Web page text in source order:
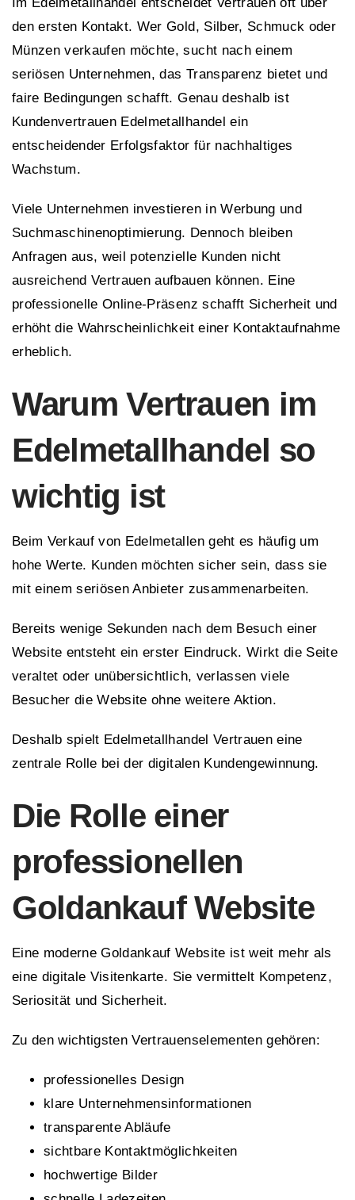
Im Edelmetallhandel entscheidet Vertrauen oft über
den ersten Kontakt. Wer Gold, Silber, Schmuck oder
Münzen verkaufen möchte, sucht nach einem
seriösen Unternehmen, das Transparenz bietet und
faire Bedingungen schafft. Genau deshalb ist
Kundenvertrauen Edelmetallhandel ein
entscheidender Erfolgsfaktor für nachhaltiges
Wachstum.
Viele Unternehmen investieren in Werbung und
Suchmaschinenoptimierung. Dennoch bleiben
Anfragen aus, weil potenzielle Kunden nicht
ausreichend Vertrauen aufbauen können. Eine
professionelle Online-Präsenz schafft Sicherheit und
erhöht die Wahrscheinlichkeit einer Kontaktaufnahme
erheblich.
Warum Vertrauen im
Edelmetallhandel so
wichtig ist
Beim Verkauf von Edelmetallen geht es häufig um
hohe Werte. Kunden möchten sicher sein, dass sie
mit einem seriösen Anbieter zusammenarbeiten.
Bereits wenige Sekunden nach dem Besuch einer
Website entsteht ein erster Eindruck. Wirkt die Seite
veraltet oder unübersichtlich, verlassen viele
Besucher die Website ohne weitere Aktion.
Deshalb spielt Edelmetallhandel Vertrauen eine
zentrale Rolle bei der digitalen Kundengewinnung.
Die Rolle einer
professionellen
Goldankauf Website
Eine moderne Goldankauf Website ist weit mehr als
eine digitale Visitenkarte. Sie vermittelt Kompetenz,
Seriosität und Sicherheit.
Zu den wichtigsten Vertrauenselementen gehören:
professionelles Design
klare Unternehmensinformationen
transparente Abläufe
sichtbare Kontaktmöglichkeiten
hochwertige Bilder